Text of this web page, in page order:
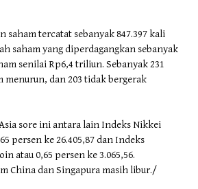
saham tercatat sebanyak 847.397 kali
saham yang diperdagangkan sebanyak
senilai Rp6,4 triliun. Sebanyak 231
menurun, dan 203 tidak bergerak
sore ini antara lain Indeks Nikkei
persen ke 26.405,87 dan Indeks
atau 0,65 persen ke 3.065,56.
China dan Singapura masih libur./